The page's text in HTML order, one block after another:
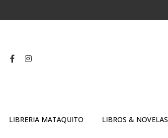
LIBRERIA MATAQUITO LIBROS & NOVELAS